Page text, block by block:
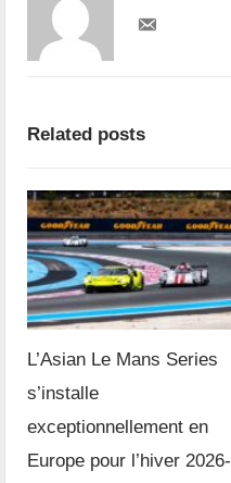
Related posts
L’Asian Le Mans Series
s’installe
exceptionnellement en
Europe pour l’hiver 2026-